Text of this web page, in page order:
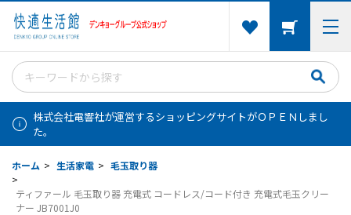
株式会社電響社が運営するショッピングサイトがＯＰＥＮしまし
た。
ホーム > 生活家電 > 毛玉取り器
>
ティファール 毛玉取り器 充電式 コードレス/コード付き 充電式毛玉クリー
ナー JB7001J0